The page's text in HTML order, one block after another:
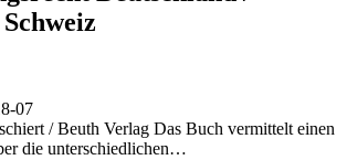
07
/ Beuth Verlag Das Buch vermittelt einen
die unterschiedlichen…